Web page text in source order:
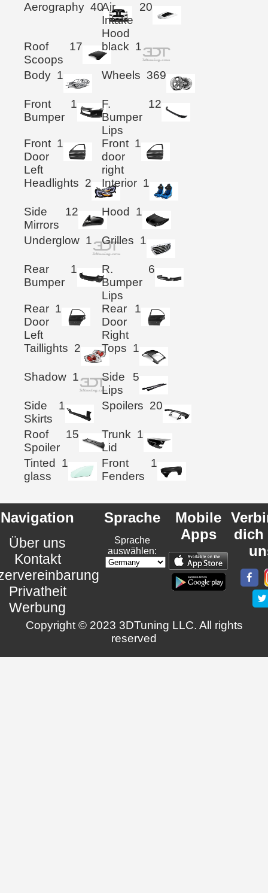
Aerography 40Air
Intake
Hood
20
Roof
Scoops
17 black 1
Body 1 Wheels 369
Front
Bumper
1
F.
Bumper
Lips
12
Front
Door
Left
1
Front
door
right
1
Headlights 2 Interior 1
Side
Mirrors
12 Hood 1
Underglow 1 Grilles 1
Rear
Bumper
1
R.
Bumper
Lips
6
Rear
Door
Left
1
Rear
Door
Right
1
Taillights 2 Tops 1
Shadow 1
Side
Lips
5
Side
Skirts
1 Spoilers 20
Roof
Spoiler
15
Trunk
Lid
1
Tinted
glass
1
Front
Fenders
1
Navigation
Über uns
Kontakt
Privatheit
Werbung
Sprache
Sprache
auswählen:
Mobile
Apps
dich
Copyright © 2023 3DTuning LLC. All rights
reserved